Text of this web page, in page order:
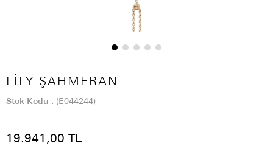
LILY ŞAHMERAN
Stok Kodu (E044244)
19.941,00 TL